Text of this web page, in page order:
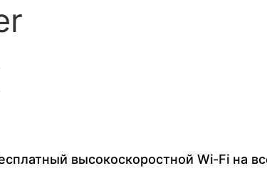
высокоскоростной Wi-Fi на